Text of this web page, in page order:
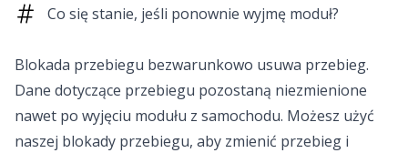
Co się stanie, jeśli ponownie wyjmę moduł?
Blokada przebiegu bezwarunkowo usuwa przebieg.
Dane dotyczące przebiegu pozostaną niezmienione
nawet po wyjęciu modułu z samochodu. Możesz użyć
naszej blokady przebiegu, aby zmienić przebieg i